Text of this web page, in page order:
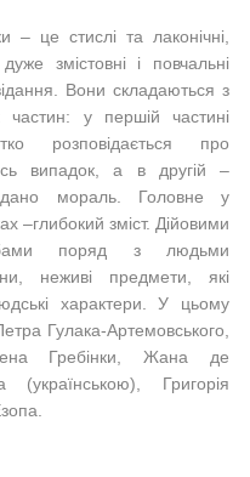
– це стислі та лаконічні,
змістовні і повчальні
Вони складаються з
частин: у першій частині
розповідається про
випадок, а в другій –
мораль. Головне у
–глибокий зміст. Дійовими
поряд з людьми
неживі предмети, які
характери.У цьому
Гулака-Артемовського,
Гребінки, Жана де
Григорія